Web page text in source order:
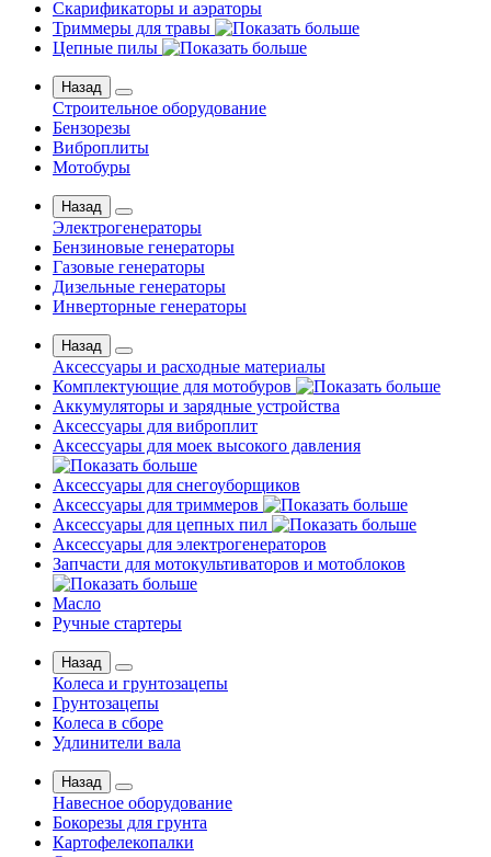
Скарификаторы и аэраторы
Триммеры для травы
Цепные пилы
Назад
Строительное оборудование
Бензорезы
Виброплиты
Мотобуры
Назад
Электрогенераторы
Бензиновые генераторы
Газовые генераторы
Дизельные генераторы
Инверторные генераторы
Назад
Аксессуары и расходные материалы
Комплектующие для мотобуров
Аккумуляторы и зарядные устройства
Аксессуары для виброплит
Аксессуары для моек высокого давления
Аксессуары для снегоуборщиков
Аксессуары для триммеров
Аксессуары для цепных пил
Аксессуары для электрогенераторов
Запчасти для мотокультиваторов и мотоблоков
Масло
Ручные стартеры
Назад
Колеса и грунтозацепы
Грунтозацепы
Колеса в сборе
Удлинители вала
Назад
Навесное оборудование
Бокорезы для грунта
Картофелекопалки